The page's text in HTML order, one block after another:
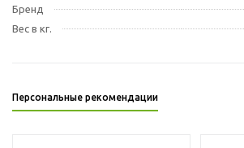
Бренд
Вес в кг.
Персональные рекомендации